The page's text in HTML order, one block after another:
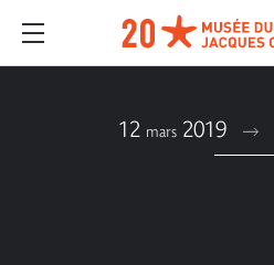
12 mars 2019